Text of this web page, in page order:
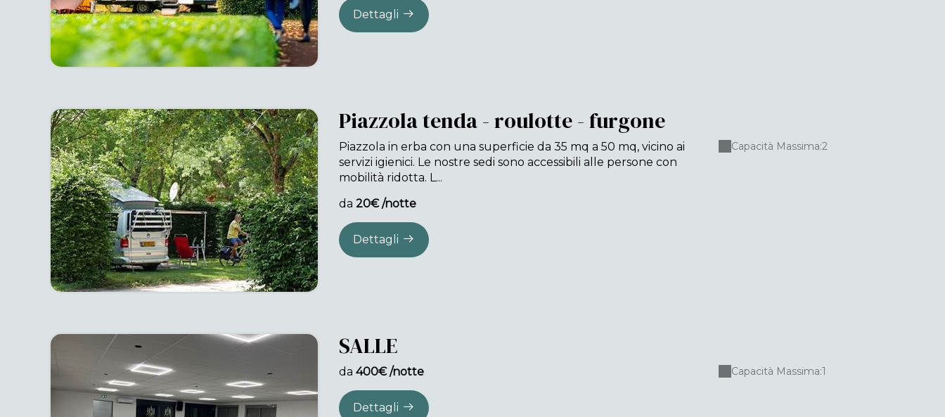
Dettagli
Piazzola tenda - roulotte - furgone
Piazzola in erba con una superficie da 35 mq a 50 mq, vicino ai
servizi igienici. Le nostre sedi sono accessibili alle persone con
mobilità ridotta. L...
da 20€ /notte
Dettagli
Capacità Massima:2
SALLE
da 400€ /notte
Dettagli
Capacità Massima:1